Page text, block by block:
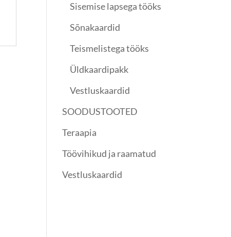
Sisemise lapsega tööks
Sõnakaardid
Teismelistega tööks
Üldkaardipakk
Vestluskaardid
SOODUSTOOTED
Teraapia
Töövihikud ja raamatud
Vestluskaardid